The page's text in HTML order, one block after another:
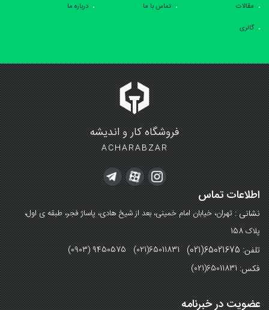
مقالات
تماس با ما
درباره ما
گالری
فروشگاه کار و اندیشه
ACHARABZAR
اطلاعات تماس
نشانی :تهران، خیابان امام خمینی، بعد از شیخ هادی، پاساژ فجر، طبقه ی اول،
پلاک 158
تلفن: 65021675(021) (0903) 9450575 (021)65011831
فکس:(021)65011831
عضویت در خبرنامه